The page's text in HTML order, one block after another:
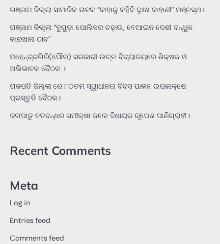
ଗଞ୍ଜାମ ଜିଲ୍ଲା ସାମାଜିକ ନାଟକ “କାହାକୁ କହିବି ଦୁଃଖ କାହାଣୀ” ମଞ୍ଚସ୍ଥ।
ଗଞ୍ଜାମ ଜିଲ୍ଲା “ବୁଗୁଡ଼ା ପୋଲିସର ଚଢ଼ାଉ, ବେଆଇନ ଦେଶୀ ବନ୍ଧୁକ
କାରଖାନା ଠାବ”
ମହେନ୍ଦ୍ରଗିରି(ପୌର) ସରକାରୀ ଉଚ୍ଚ ବିଦ୍ୟାଳୟରେ ଶିକ୍ଷକ ଓ
ଅଭିଭାବକ ବୈଠକ ।
ଗଜପତି ଜିଲ୍ଲା ରେ ୮୦ତମ ସ୍ୱାଧୀନତା ଦିବସ ପାଳନ ଉପଲକ୍ଷେ
ପ୍ରସ୍ତୁତି ବୈଠକ।
ଜଗପାଡୁ ବଡବନ୍ଧର ସମୀକ୍ଷା କଲେ ବିଧାୟକ ରୂପେଶ ପାଣିଗ୍ରାହୀ।
Recent Comments
Meta
Log in
Entries feed
Comments feed